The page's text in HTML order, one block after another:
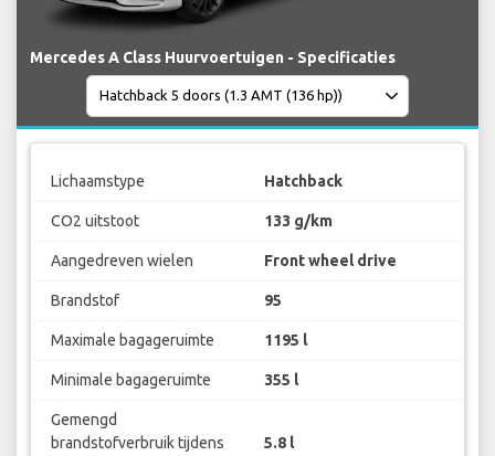
Mercedes A Class Huurvoertuigen - Specificaties
Lichaamstype Hatchback
CO2 uitstoot 133 g/km
Aangedreven wielen Front wheel drive
Brandstof 95
Maximale bagageruimte 1195 l
Minimale bagageruimte 355 l
Gemengd
brandstofverbruik tijdens
5.8 l